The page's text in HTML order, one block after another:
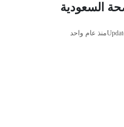
السعودية
منذ عام واحد